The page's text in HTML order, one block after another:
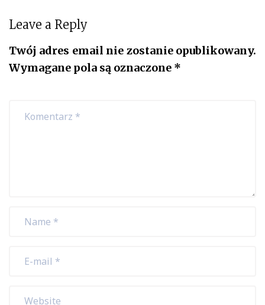
Leave a Reply
Twój adres email nie zostanie opublikowany.
Wymagane pola są oznaczone *